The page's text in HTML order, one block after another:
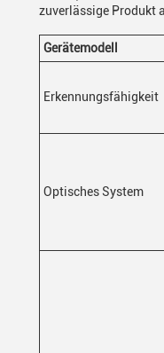
zuverlässige Produkt
Gerätemodell
Erkennungsfähigkeit
Optisches System